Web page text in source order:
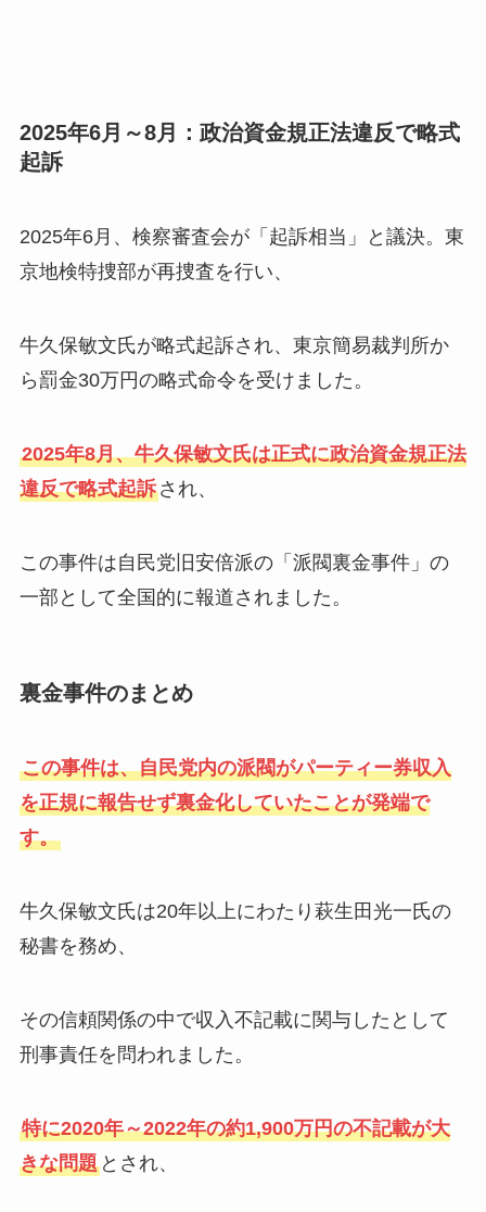
2025年6月～8月：政治資金規正法違反で略式
起訴
2025年6月、検察審査会が「起訴相当」と議決。東
京地検特捜部が再捜査を行い、
牛久保敏文氏が略式起訴され、東京簡易裁判所か
ら罰金30万円の略式命令を受けました。
2025年8月、牛久保敏文氏は正式に政治資金規正法
違反で略式起訴され、
この事件は自民党旧安倍派の「派閥裏金事件」の
一部として全国的に報道されました。
裏金事件のまとめ
この事件は、自民党内の派閥がパーティー券収入
を正規に報告せず裏金化していたことが発端で
す。
牛久保敏文氏は20年以上にわたり萩生田光一氏の
秘書を務め、
その信頼関係の中で収入不記載に関与したとして
刑事責任を問われました。
特に2020年～2022年の約1,900万円の不記載が大
きな問題とされ、